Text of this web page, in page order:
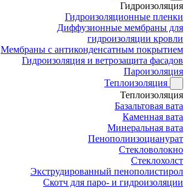
Гидроизоляция
Гидроизоляционные пленки
Диффузионные мембраны для
гидроизоляции кровли
Мембраны с антиконденсатным покрытием
Гидроизоляция и ветрозащита фасадов
Пароизоляция
Теплоизоляция
Теплоизоляция
Базальтовая вата
Каменная вата
Минеральная вата
Пенополиизоцианурат
Стекловолокно
Стеклохолст
Экструдированный пенополистирол
Скотч для паро- и гидроизоляции